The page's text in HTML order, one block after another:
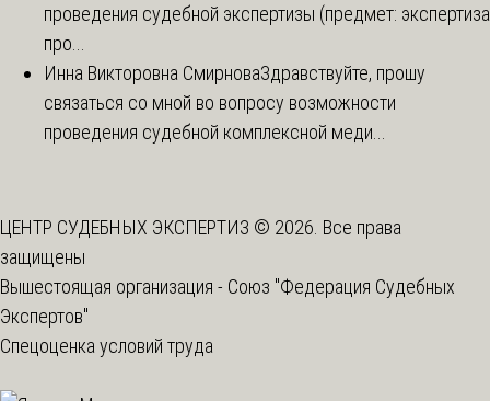
проведения судебной экспертизы (предмет: экспертиза
про...
Инна Викторовна СмирноваЗдравствуйте, прошу
связаться со мной во вопросу возможности
проведения судебной комплексной меди...
ЦЕНТР СУДЕБНЫХ ЭКСПЕРТИЗ © 2026. Все права
защищены
Вышестоящая организация - Союз "Федерация Судебных
Экспертов"
Спецоценка условий труда